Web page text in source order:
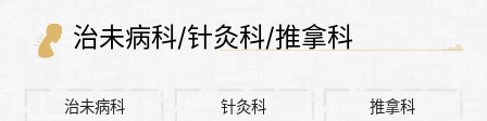
治未病科/针灸科/推拿科
治未病科 针灸科 推拿科